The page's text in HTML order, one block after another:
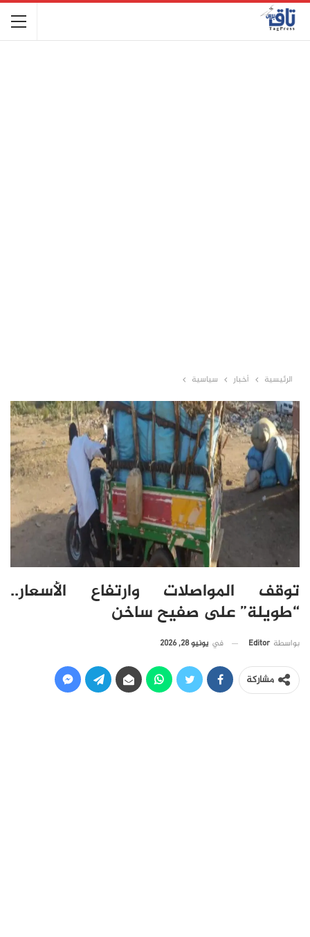
الرئيسية أخبار سياسية
توقف المواصلات وارتفاع الأسعار..
“طويلة” على صفيح ساخن
بواسطة Editor في يونيو 28, 2026
مشاركة